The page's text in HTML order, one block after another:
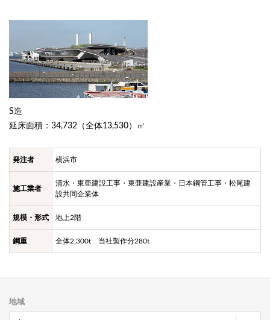
S造
延床面積：34,732（全体13,530）㎡
発注者 横浜市
施工業者
清水・東亜建設工事・東亜建設産業・日本鋼管工事・松尾建
設共同企業体
規模・形式 地上2階
鋼重 全体2,300t 当社製作分280t
地域